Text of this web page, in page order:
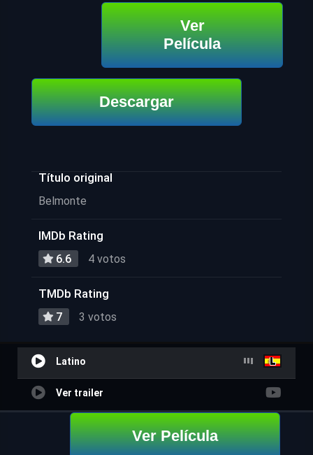
Ver
Película
Descargar
Título original
Belmonte
IMDb Rating
6.6 4 votos
TMDb Rating
7 3 votos
Latino
Ver trailer
Ver Película